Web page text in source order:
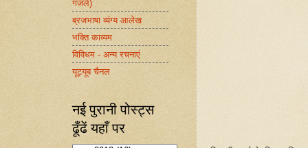
गजलें)
ब्रजभाषा व्यंग्य आलेख
भक्ति काव्यम
विविधम - अन्य रचनाएं
यूट्यूब चैनल
नई पुरानी पोस्ट्स
ढूँढें यहाँ पर